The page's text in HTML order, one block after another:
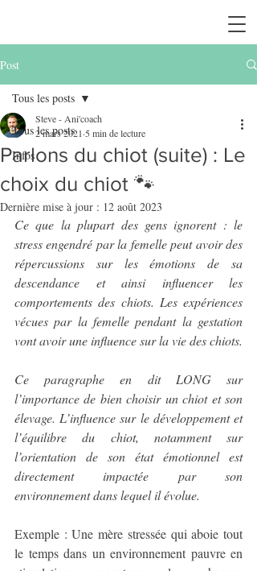
Post
Tous les posts
Infos
Tous les posts
Parlons du chiot (suite) : Le
choix du chiot 🐾
Steve - Ani'coach
2 mars 2021 5 min de lecture
Dernière mise à jour : 12 août 2023
Ce que la plupart des gens ignorent : le
stress engendré par la femelle peut avoir des
répercussions sur les émotions de sa
descendance et ainsi influencer les
comportements des chiots. Les expériences
vécues par la femelle pendant la gestation
vont avoir une influence sur la vie des chiots.
Ce paragraphe en dit LONG sur
l’importance de bien choisir un chiot et son
élevage. L’influence sur le développement et
l’équilibre du chiot, notamment sur
l’orientation de son état émotionnel est
directement impactée par son
environnement dans lequel il évolue.
Exemple : Une mère stressée qui aboie tout
le temps dans un environnement pauvre en